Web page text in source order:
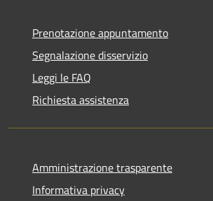
Prenotazione appuntamento
Segnalazione disservizio
Leggi le FAQ
Richiesta assistenza
Amministrazione trasparente
Informativa privacy